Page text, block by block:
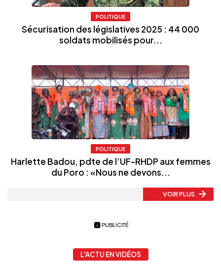
POLITIQUE
Sécurisation des législatives 2025 : 44 000
soldats mobilisés pour...
POLITIQUE
Harlette Badou, pdte de l’UF-RHDP aux femmes
du Poro : «Nous ne devons...
VOIR PLUS
PUBLICITÉ
L'ACTU EN VIDÉOS